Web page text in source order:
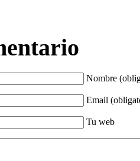
Nombre
Email
Tu web